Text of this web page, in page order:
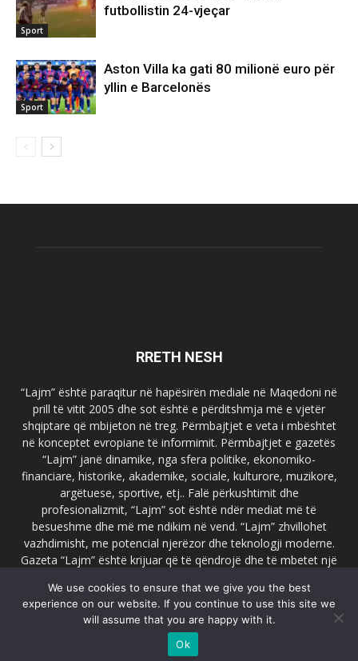
Sport
futbollistin 24-vjeçar
Sport
Aston Villa ka gati 80 milionë euro për
yllin e Barcelonës
RRETH NESH
“Lajm” është paraqitur në hapësirën mediale në Maqedoni në
prill të vitit 2005 dhe sot është e përditshmja më e vjetër
shqiptare që mbijeton në treg. Përmbajtjet e veta i mbështet
në konceptet evropiane të informimit. Përmbajtjet e gazetës
“Lajm” janë dinamike, nga sfera politike, ekonomiko-
financiare, historike, akademike, sociale, kulturore, muzikore,
argëtuese, sportive, etj.. Falë përkushtimit dhe
profesionalizmit, “Lajm” sot është ndër mediat më të
besueshme dhe më me ndikim në vend. “Lajm” zhvillohet
vazhdimisht, me potencial njerëzor dhe teknologji moderne.
Gazeta “Lajm” është krijuar që të qëndrojë dhe të mbetet një
faqja zyrtare e gazetës “Lajm”, www.lajmpress.org është një
ndër portalet më të njohur në Maqedoni.
lajm.sk@gmail.com
We use cookies to ensure that we give you the best
experience on our website. If you continue to use this site we
will assume that you are happy with it.
Ok